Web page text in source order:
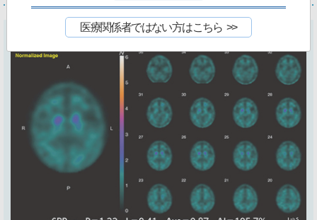
DaTView 結果画像
医療関係者ではない方はこちら